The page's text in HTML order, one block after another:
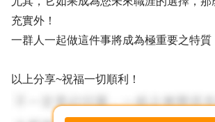
充實外！
一群人一起做這件事將成為極重要之特質
以上分享~祝福一切順利！